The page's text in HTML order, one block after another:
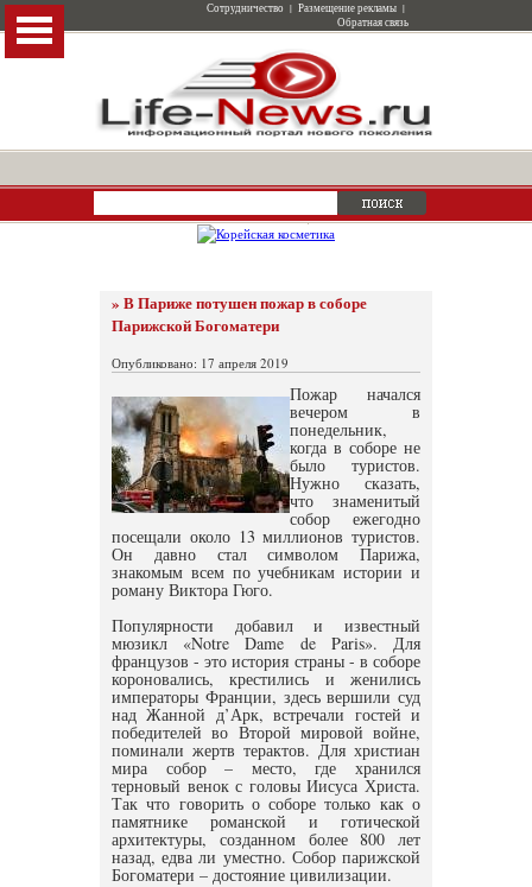
Сотрудничество | Размещение рекламы |
Обратная связь
» В Париже потушен пожар в соборе
Парижской Богоматери
Опубликовано: 17 апреля 2019
Пожар начался
вечером в
понедельник,
когда в соборе не
было туристов.
Нужно сказать,
что знаменитый
собор ежегодно
посещали около 13 миллионов туристов.
Он давно стал символом Парижа,
знакомым всем по учебникам истории и
роману Виктора Гюго.
Популярности добавил и известный
мюзикл «Notre Dame de Paris». Для
французов - это история страны - в соборе
короновались, крестились и женились
императоры Франции, здесь вершили суд
над Жанной д’Арк, встречали гостей и
победителей во Второй мировой войне,
поминали жертв терактов. Для христиан
мира собор – место, где хранился
терновый венок с головы Иисуса Христа.
Так что говорить о соборе только как о
памятнике романской и готической
архитектуры, созданном более 800 лет
назад, едва ли уместно. Собор парижской
Богоматери – достояние цивилизации.